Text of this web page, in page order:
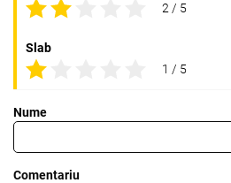
2 / 5
Slab
1 / 5
Nume
Comentariu